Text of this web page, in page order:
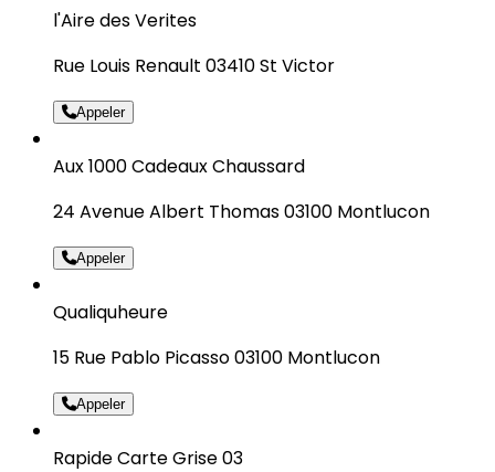
l'Aire des Verites
Rue Louis Renault 03410 St Victor
Appeler
Aux 1000 Cadeaux Chaussard
24 Avenue Albert Thomas 03100 Montlucon
Appeler
Qualiquheure
15 Rue Pablo Picasso 03100 Montlucon
Appeler
Rapide Carte Grise 03